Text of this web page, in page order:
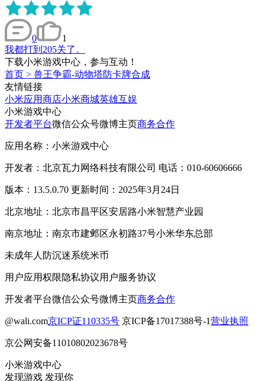
0
1
我都打到205关了。
下载小米游戏中心，参与互动！
首页 > 兽王争霸-动物塔防卡牌合成
友情链接
小米应用商店小米商城英雄互娱
小米游戏中心
开发者平台微信公众号微博主页商务合作
应用名称：小米游戏中心
开发者：北京瓦力网络科技有限公司 电话：010-60606666
版本：13.5.0.70 更新时间：2025年3月24日
北京地址：北京市昌平区安居路小米智慧产业园
南京地址：南京市建邺区永初路37号小米华东总部
未成年人防沉迷系统米币
用户应用权限隐私协议用户服务协议
开发者平台微信公众号微博主页商务合作
@wali.com京ICP证110335号 京ICP备17017388号-1营业执照
京公网安备11010802023678号
小米游戏中心
发现游戏 发现你